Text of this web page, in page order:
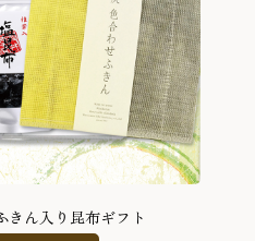
きん入り昆布ギフト